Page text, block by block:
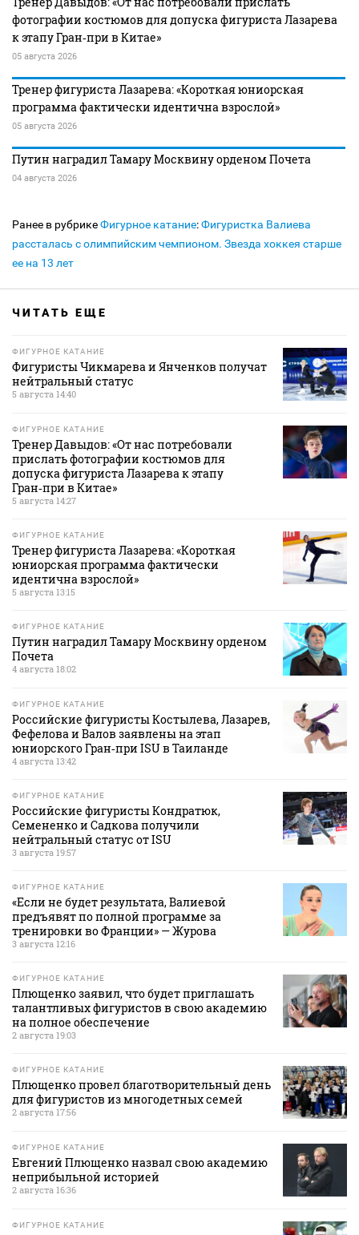
фотографии костюмов для допуска фигуриста Лазарева
к этапу Гран‑при в Китае»
05 августа 2026
Тренер фигуриста Лазарева: «Короткая юниорская
программа фактически идентична взрослой»
05 августа 2026
Путин наградил Тамару Москвину орденом Почета
04 августа 2026
Ранее в рубрикеФигурное катание:Фигуристка Валиева
рассталась с олимпийским чемпионом. Звезда хоккея старше
ее на 13 лет
ЧИТАТЬ ЕЩЕ
ФИГУРНОЕ КАТАНИЕ
Фигуристы Чикмарева и Янченков получат
нейтральный статус
5 августа 14:40
ФИГУРНОЕ КАТАНИЕ
Тренер Давыдов: «От нас потребовали
прислать фотографии костюмов для
допуска фигуриста Лазарева к этапу
Гран‑при в Китае»
5 августа 14:27
ФИГУРНОЕ КАТАНИЕ
Тренер фигуриста Лазарева: «Короткая
юниорская программа фактически
идентична взрослой»
5 августа 13:15
ФИГУРНОЕ КАТАНИЕ
Путин наградил Тамару Москвину орденом
Почета
4 августа 18:02
ФИГУРНОЕ КАТАНИЕ
Российские фигуристы Костылева, Лазарев,
Фефелова и Валов заявлены на этап
юниорского Гран‑при ISU в Таиланде
4 августа 13:42
ФИГУРНОЕ КАТАНИЕ
Российские фигуристы Кондратюк,
Семененко и Садкова получили
нейтральный статус от ISU
3 августа 19:57
ФИГУРНОЕ КАТАНИЕ
«Если не будет результата, Валиевой
предъявят по полной программе за
тренировки во Франции» — Журова
3 августа 12:16
ФИГУРНОЕ КАТАНИЕ
Плющенко заявил, что будет приглашать
талантливых фигуристов в свою академию
на полное обеспечение
2 августа 19:03
ФИГУРНОЕ КАТАНИЕ
Плющенко провел благотворительный день
для фигуристов из многодетных семей
2 августа 17:56
ФИГУРНОЕ КАТАНИЕ
Евгений Плющенко назвал свою академию
неприбыльной историей
2 августа 16:36
ФИГУРНОЕ КАТАНИЕ